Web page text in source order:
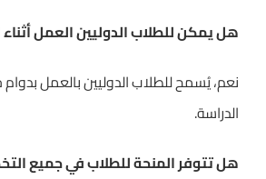
هل يمكن للطلاب الدوليين العمل أثناء
نعم، يُسمح للطلاب الدوليين بالعمل
الدراسة.
هل تتوفر المنحة للطلاب في جميع